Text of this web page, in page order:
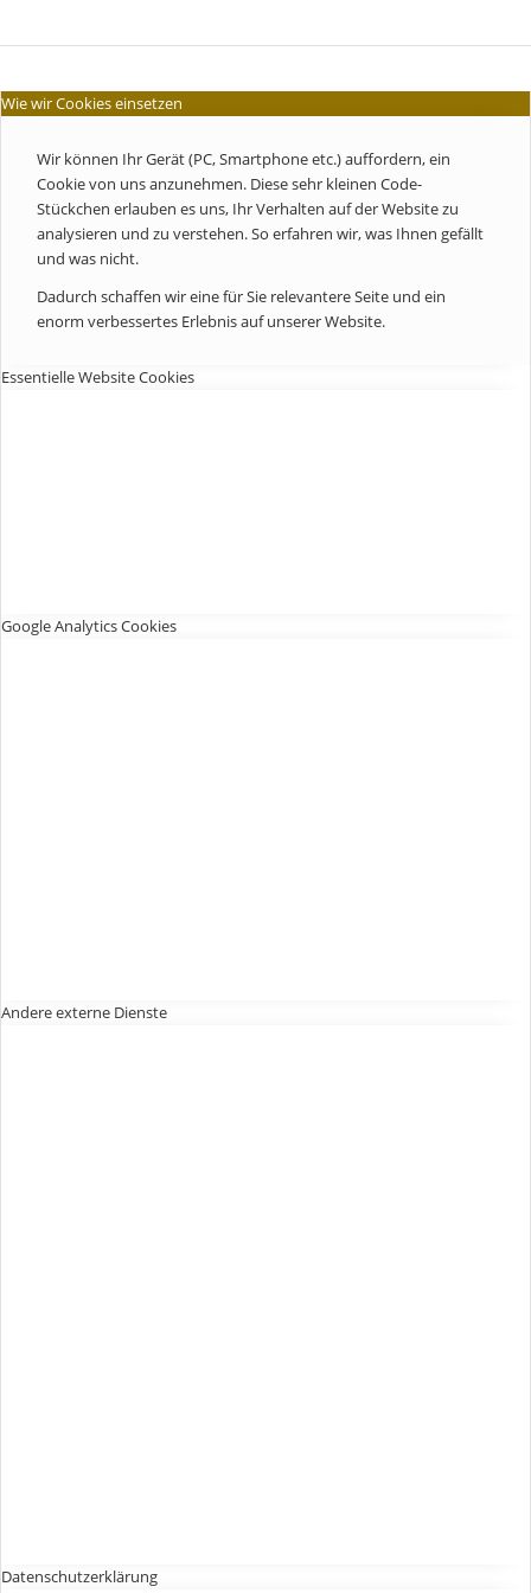
Wie wir Cookies einsetzen
Wir können Ihr Gerät (PC, Smartphone etc.) auffordern, ein
Cookie von uns anzunehmen. Diese sehr kleinen Code-
Stückchen erlauben es uns, Ihr Verhalten auf der Website zu
analysieren und zu verstehen. So erfahren wir, was Ihnen gefällt
und was nicht.
Dadurch schaffen wir eine für Sie relevantere Seite und ein
enorm verbessertes Erlebnis auf unserer Website.
Essentielle Website Cookies
Google Analytics Cookies
Andere externe Dienste
Datenschutzerklärung